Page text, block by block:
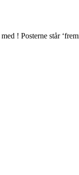
! Posterne står